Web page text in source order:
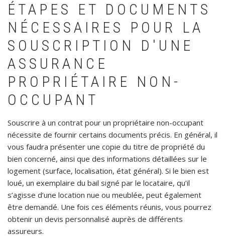
ÉTAPES ET DOCUMENTS
NÉCESSAIRES POUR LA
SOUSCRIPTION D'UNE
ASSURANCE
PROPRIÉTAIRE NON-
OCCUPANT
Souscrire à un contrat pour un propriétaire non-occupant
nécessite de fournir certains documents précis. En général, il
vous faudra présenter une copie du titre de propriété du
bien concerné, ainsi que des informations détaillées sur le
logement (surface, localisation, état général). Si le bien est
loué, un exemplaire du bail signé par le locataire, qu’il
s’agisse d’une location nue ou meublée, peut également
être demandé. Une fois ces éléments réunis, vous pourrez
obtenir un devis personnalisé auprès de différents
assureurs.